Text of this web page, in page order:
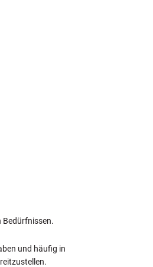
Bedürfnissen.
und häufig in